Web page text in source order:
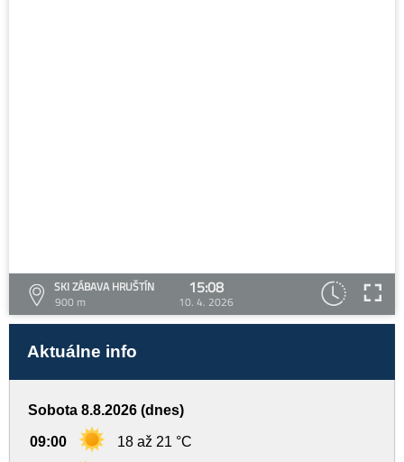
SKI ZÁBAVA HRUŠTÍN
900 m
15:08
10. 4. 2026
Aktuálne info
Sobota 8.8.2026 (dnes)
09:00 18 až 21 °C